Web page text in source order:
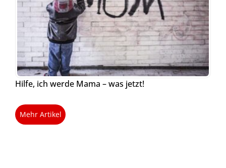
Hilfe, ich werde Mama – was jetzt!
Mehr Artikel